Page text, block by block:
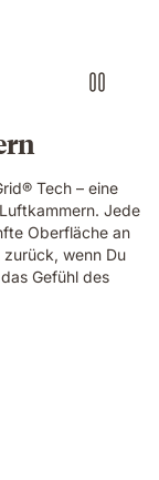
Tech – eine
Jede
Oberfläche an
wenn Du
Gefühl des